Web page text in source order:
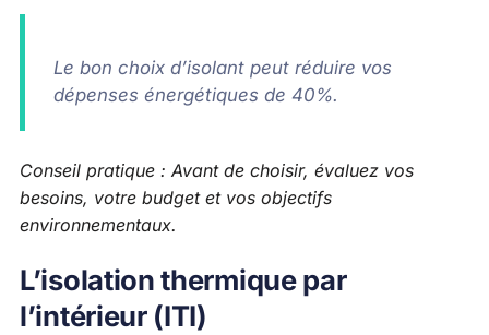
Le bon choix d’isolant peut réduire vos
dépenses énergétiques de 40%.
Conseil pratique : Avant de choisir, évaluez vos
besoins, votre budget et vos objectifs
environnementaux.
L’isolation thermique par
l’intérieur (ITI)